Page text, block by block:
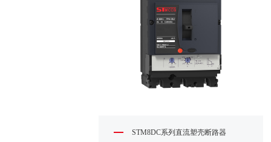
STM8DC系列直流塑壳断路器